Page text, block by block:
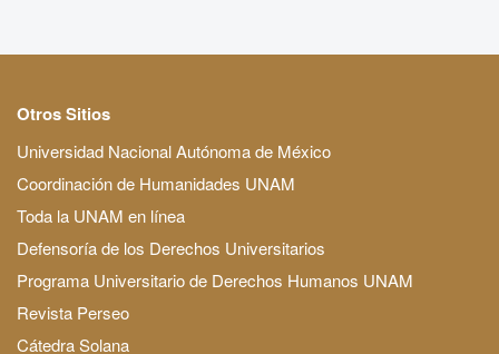
Otros Sitios
Universidad Nacional Autónoma de México
Coordinación de Humanidades UNAM
Toda la UNAM en línea
Defensoría de los Derechos Universitarios
Programa Universitario de Derechos Humanos UNAM
Revista Perseo
Cátedra Solana